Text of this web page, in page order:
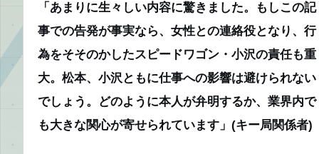
「あまりに生々しい内容に驚きました。もしこの記
事での告発が事実なら、女性との連絡役となり、行
為をそそのかしたスピードワゴン・小沢の責任も重
大。松本、小沢ともに仕事への影響は避けられない
でしょう。どのように本人が弁明するか、業界内で
も大きな関心が寄せられています」(キー局関係者)